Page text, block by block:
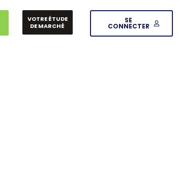
VOTRE ÉTUDE
DE MARCHÉ
SE
CONNECTER